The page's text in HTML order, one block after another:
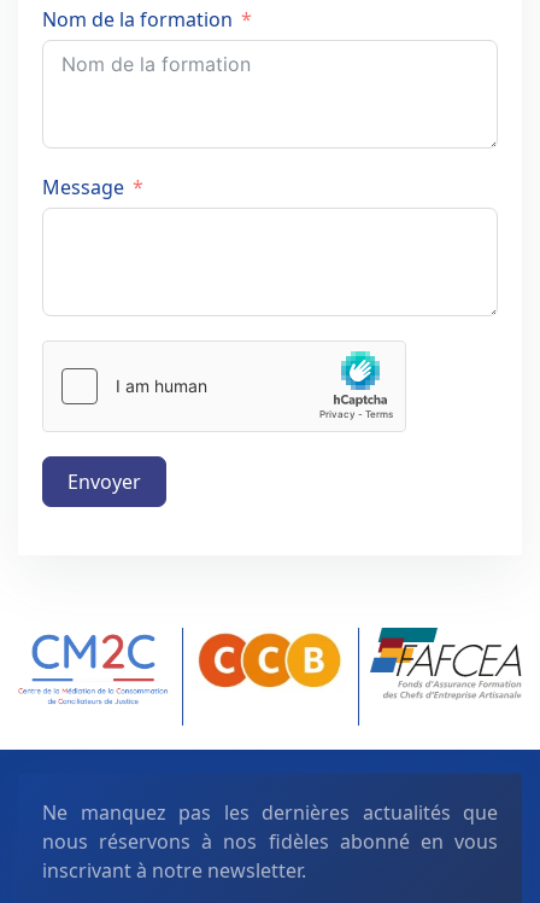
Nom de la formation
Message
Envoyer
Ne manquez pas les dernières actualités que
nous réservons à nos fidèles abonné en vous
inscrivant à notre newsletter.